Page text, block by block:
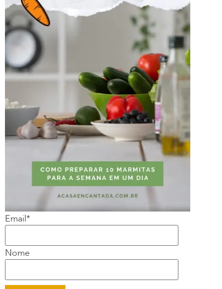
Email*
Nome